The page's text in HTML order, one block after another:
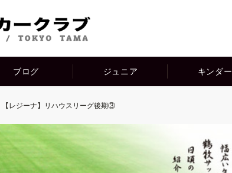
ブログ ジュニア キンダー
【レジーナ】リハウスリーグ後期③